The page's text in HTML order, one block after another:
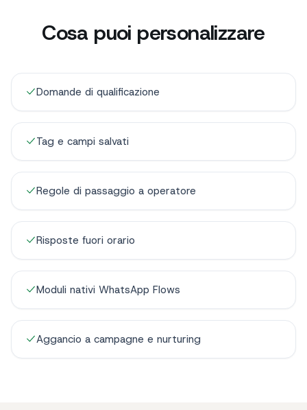
Cosa puoi personalizzare
Domande di qualificazione
Tag e campi salvati
Regole di passaggio a operatore
Risposte fuori orario
Moduli nativi WhatsApp Flows
Aggancio a campagne e nurturing